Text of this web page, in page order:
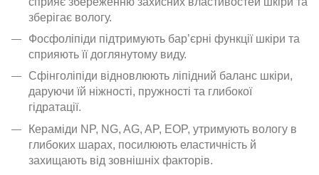
зберігає вологу.
Фосфоліпіди підтримують бар’єрні функції шкіри та
сприяють її доглянутому виду.
Сфінголіпіди відновлюють ліпідний баланс шкіри,
даруючи їй ніжності, пружності та глибокої
гідратації.
Кераміди NP, NG, AG, AP, EOP, утримують вологу в
глибоких шарах, посилюють еластичність й
захищають від зовнішніх факторів.